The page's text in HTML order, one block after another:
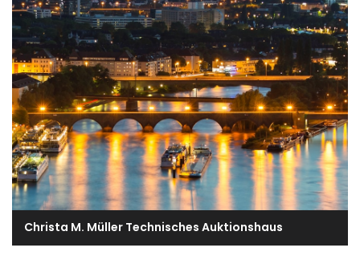
Christa M. Müller Technisches Auktionshaus